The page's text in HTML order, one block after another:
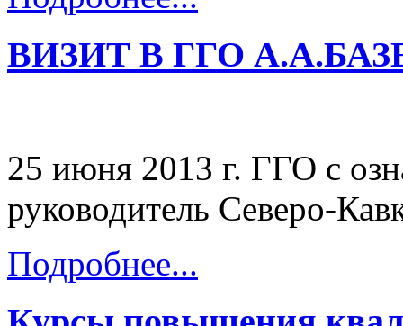
ВИЗИТ В ГГО
25 июня 2013 г. ГГО с
руководитель Северо-
Подробнее...